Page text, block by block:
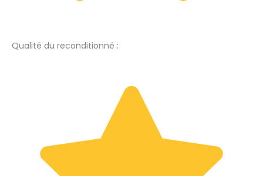
Qualité du reconditionné :